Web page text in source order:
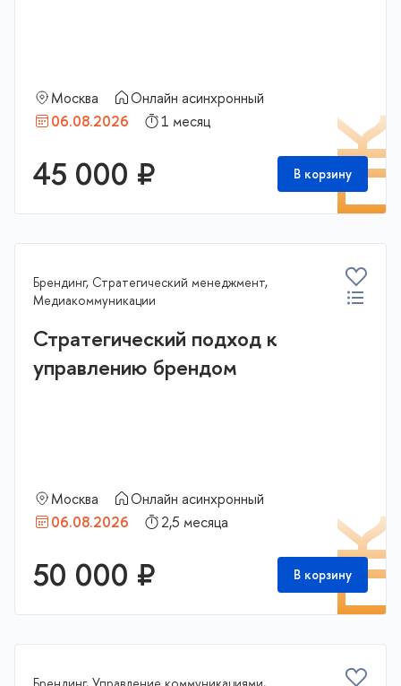
Москва
Онлайн асинхронный
06.08.2026
1 месяц
45 000 ₽ В корзину
Брендинг, Стратегический менеджмент,
Медиакоммуникации
Стратегический подход к
управлению брендом
Москва
Онлайн асинхронный
06.08.2026
2,5 месяца
50 000 ₽ В корзину